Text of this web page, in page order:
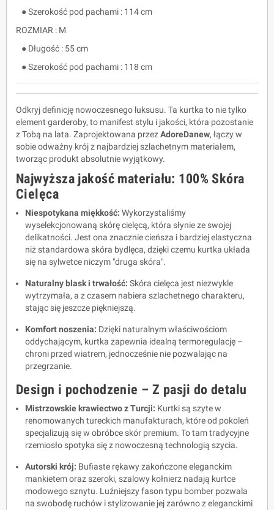
● Szerokość pod pachami : 114 cm
ROZMIAR : M
● Długość : 55 cm
● Szerokość pod pachami : 118 cm
Odkryj definicję nowoczesnego luksusu. Ta kurtka to nie tylko
element garderoby, to manifest stylu i jakości, która pozostanie
z Tobą na lata. Zaprojektowana przezAdoreDanew, łączy w
sobie odważny krój z najbardziej szlachetnym materiałem,
tworząc produkt absolutnie wyjątkowy.
Najwyższa jakość materiału: 100% Skóra
Cielęca
Niespotykana miękkość: Wykorzystaliśmy
wyselekcjonowaną skórę cielęcą, która słynie ze swojej
delikatności. Jest ona znacznie cieńsza i bardziej elastyczna
niż standardowa skóra bydlęca, dzięki czemu kurtka układa
się na sylwetce niczym "druga skóra".
Naturalny blask i trwałość: Skóra cielęca jest niezwykle
wytrzymała, a z czasem nabiera szlachetnego charakteru,
stając się jeszcze piękniejszą.
Komfort noszenia: Dzięki naturalnym właściwościom
oddychającym, kurtka zapewnia idealną termoregulację –
chroni przed wiatrem, jednocześnie nie pozwalając na
przegrzanie.
Design i pochodzenie – Z pasji do detalu
Mistrzowskie krawiectwo z Turcji: Kurtki są szyte w
renomowanych tureckich manufakturach, które od pokoleń
specjalizują się w obróbce skór premium. To tam tradycyjne
rzemiosło spotyka się z nowoczesną technologią szycia.
Autorski krój: Bufiaste rękawy zakończone eleganckim
mankietem oraz szeroki, szalowy kołnierz nadają kurtce
modowego sznytu. Luźniejszy fason typu bomber pozwala
na swobodę ruchów i stylizowanie jej zarówno z eleganckimi